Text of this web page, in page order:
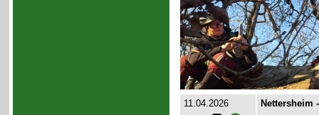
11.04.2026 Nettersheim